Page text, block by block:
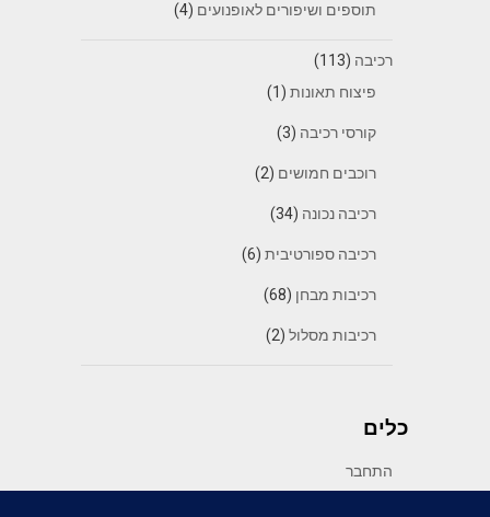
תוספים ושיפורים לאופנועים (4)
רכיבה (113)
פיצוח תאונות(1)
קורסי רכיבה (3)
רוכבים חמושים (2)
רכיבה נכונה (34)
רכיבה ספורטיבית(6)
רכיבות מבחן (68)
רכיבות מסלול(2)
כלים
התחבר